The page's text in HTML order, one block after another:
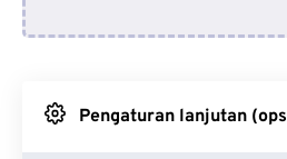
Pengaturan lanjutan